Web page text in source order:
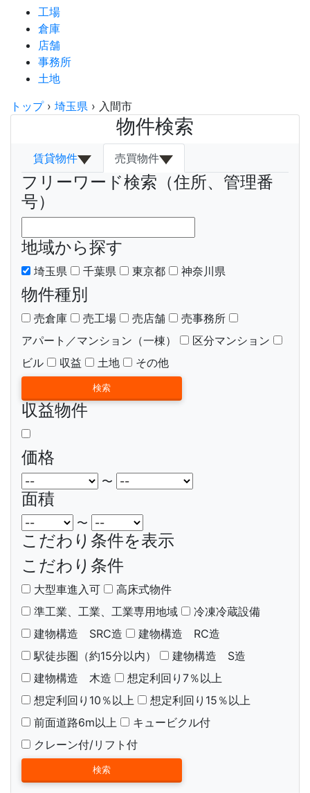
工場
倉庫
店舗
事務所
土地
トップ› 埼玉県 › 入間市
物件検索
賃貸物件 売買物件
フリーワード検索（住所、管理番
号）
地域から探す
埼玉県 千葉県 東京都 神奈川県
物件種別
売倉庫 売工場 売店舗
売事務所
アパート／マンション（一棟）
区分マンション
ビル
収益 土地 その他
収益物件
価格
〜
面積
〜
こだわり条件を表示
こだわり条件
大型車進入可
高床式物件
準工業、工業、工業専用地域
冷凍冷蔵設備
建物構造 SRC造
建物構造 RC造
駅徒歩圏（約15分以内）
建物構造 S造
建物構造 木造
想定利回り7％以上
想定利回り10％以上
想定利回り15％以上
前面道路6m以上
キュービクル付
クレーン付/リフト付